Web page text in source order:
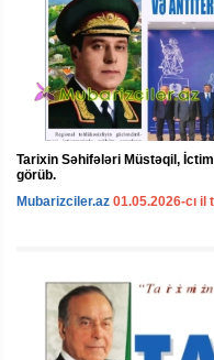
Tarixin Səhifələri Müstəqil,
görüb.
Mubarizciler.az 01.05.2026-cı